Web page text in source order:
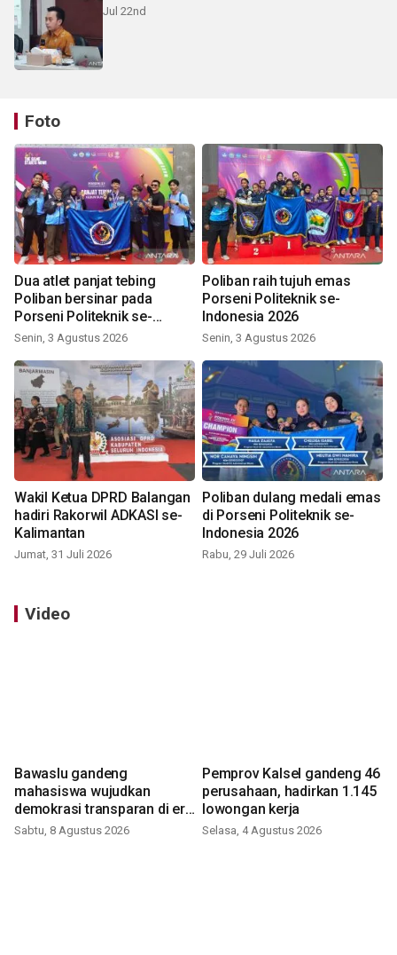
Jul 22nd
Foto
Dua atlet panjat tebing
Poliban bersinar pada
Porseni Politeknik se-
Indonesia 2026
Senin, 3 Agustus 2026
Poliban raih tujuh emas
Porseni Politeknik se-
Indonesia 2026
Senin, 3 Agustus 2026
Wakil Ketua DPRD Balangan
hadiri Rakorwil ADKASI se-
Kalimantan
Jumat, 31 Juli 2026
Poliban dulang medali emas
di Porseni Politeknik se-
Indonesia 2026
Rabu, 29 Juli 2026
Video
Bawaslu gandeng
mahasiswa wujudkan
demokrasi transparan di era
digital
Sabtu, 8 Agustus 2026
Pemprov Kalsel gandeng 46
perusahaan, hadirkan 1.145
lowongan kerja
Selasa, 4 Agustus 2026